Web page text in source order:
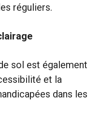
réguliers.
sol est également
et la
dans les